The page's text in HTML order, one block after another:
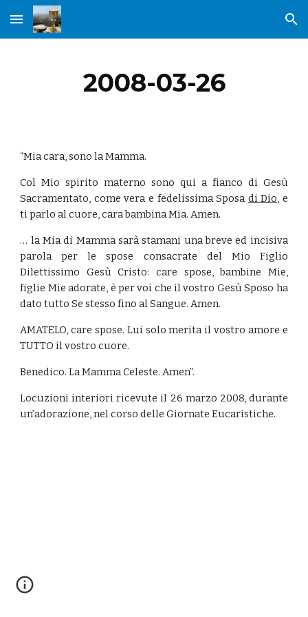
Skip to main content Skip to navigation
2008-03-26
“Mia cara, sono la Mamma.
Col Mio spirito materno sono qui a fianco di Gesù
Sacramentato, come vera e fedelissima Sposa di Dio, e
ti parlo al cuore, cara bambina Mia. Amen.
… la Mia di Mamma sarà stamani una breve ed incisiva
parola per le spose consacrate del Mio Figlio
Dilettissimo Gesù Cristo: care spose, bambine Mie,
figlie Mie adorate, è per voi che il vostro Gesù Sposo ha
dato tutto Se stesso fino al Sangue. Amen.
AMATELO, care spose. Lui solo merita il vostro amore e
TUTTO il vostro cuore.
Benedico. La Mamma Celeste. Amen”.
Locuzioni interiori ricevute il 26 marzo 2008, durante
un’adorazione, nel corso delle Giornate Eucaristiche.